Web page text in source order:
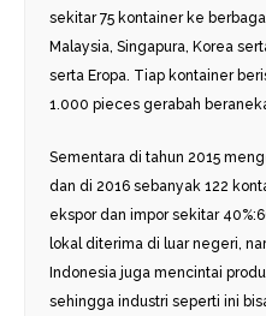
sekitar 75 kontainer ke
Malaysia, Singapura, Korea
serta Eropa. Tiap kontainer
1.000 pieces gerabah
Sementara di tahun 2015
dan di 2016 sebanyak 122
ekspor dan impor sekitar
lokal diterima di luar negeri,
Indonesia juga mencintai
sehingga industri seperti ini